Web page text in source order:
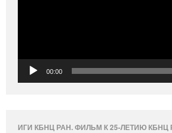
00:00
ИГИ КБНЦ РАН. ФИЛЬМ К 25-ЛЕТИЮ КБНЦ